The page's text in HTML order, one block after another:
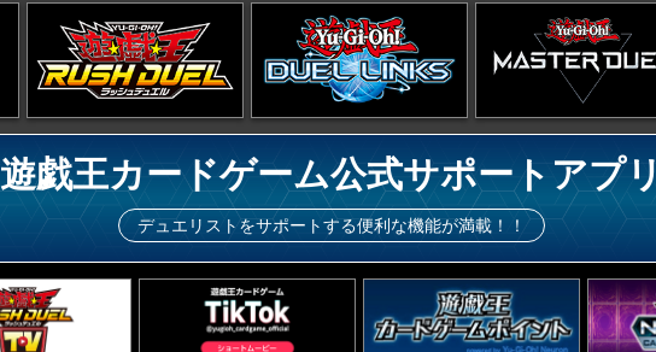
遊戯王カードゲーム公式サポートアプリ
デュエリストをサポートする便利な機能が満載！！